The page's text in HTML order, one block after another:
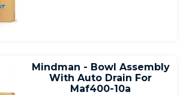
Mindman - Bowl Assembly
With Auto Drain For
Maf400-10a